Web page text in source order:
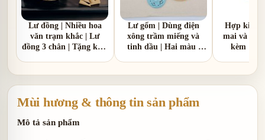
Lư đồng | Nhiều hoa
văn trạm khắc | Lư
đồng 3 chân | Tặng kèm
Lư gốm | Dùng điện
xông trầm miếng và
tinh dầu | Hai màu |
Hợp kim |
mai và hoa
kèm 1
Mùi hương & thông tin sản phẩm
Mô tả sản phẩm